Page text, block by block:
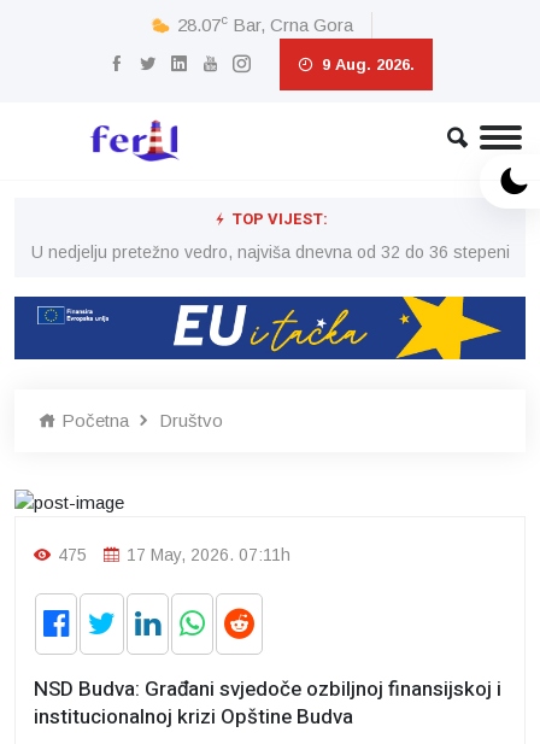
28.07c Bar, Crna Gora
9 Aug. 2026.
TOP VIJEST:
U nedjelju pretežno vedro, najviša dnevna od 32 do 36 stepeni
Početna Društvo
475 17 May, 2026. 07:11h
NSD Budva: Građani svjedoče ozbiljnoj finansijskoj i
institucionalnoj krizi Opštine Budva